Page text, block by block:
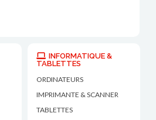
INFORMATIQUE &
TABLETTES
ORDINATEURS
IMPRIMANTE & SCANNER
TABLETTES